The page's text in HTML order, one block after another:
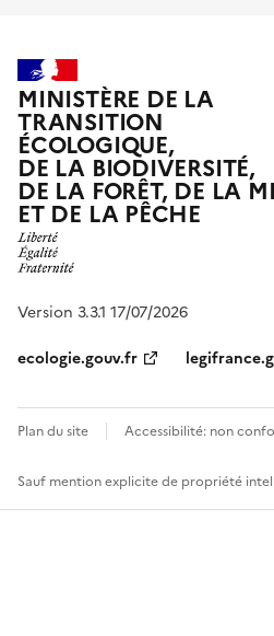
MINISTÈRE DE LA
TRANSITION
ÉCOLOGIQUE,
DE LA BIODIVERSITÉ,
DE LA FORÊT, DE LA
ET DE LA PÊCHE
Version 3.3.1 17/07/2026
ecologie.gouv.fr
Plan du site Accessibilité: non
Sauf mention explicite de propriété